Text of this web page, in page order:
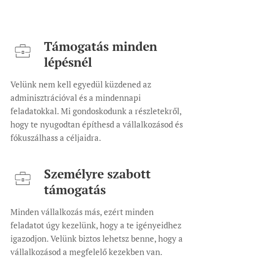
Támogatás minden
lépésnél
Velünk nem kell egyedül küzdened az
adminisztrációval és a mindennapi
feladatokkal. Mi gondoskodunk a részletekről,
hogy te nyugodtan építhesd a vállalkozásod és
fókuszálhass a céljaidra.
Személyre szabott
támogatás
Minden vállalkozás más, ezért minden
feladatot úgy kezelünk, hogy a te igényeidhez
igazodjon. Velünk biztos lehetsz benne, hogy a
vállalkozásod a megfelelő kezekben van.